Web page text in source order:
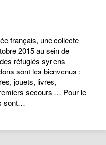
français, une collecte
2015 au sein de
réfugiés syriens
sont les bienvenus :
jouets, livres,
secours,… Pour le
sont…